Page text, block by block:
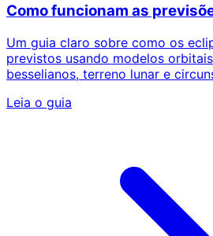
Como funcionam as
Um guia claro sobre como os
previstos usando modelos
besselianos, terreno lunar e
Leia o guia